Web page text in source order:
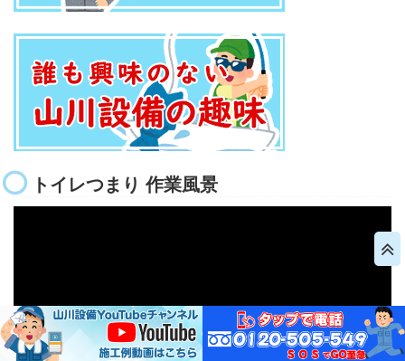
トイレつまり 作業風景
ヤ
ー